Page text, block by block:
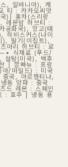
, 알바니아), 캐
티 : 카카오씨앗
)| 홍차(스리랑
레몬밤 허브티 :
공화국), 망고(태
히비스커스(나이
), 딸기(이집트),
마리 허브티 : 로
식재료 (푸드/
설탕(미국), 백후
| 깜빠뉴 : 프랑
아/마일드) : 미국
국, 아르헨티나,
동 양파 : 중국
드 레몬 : 스페인
: 호주 | 냉동 용